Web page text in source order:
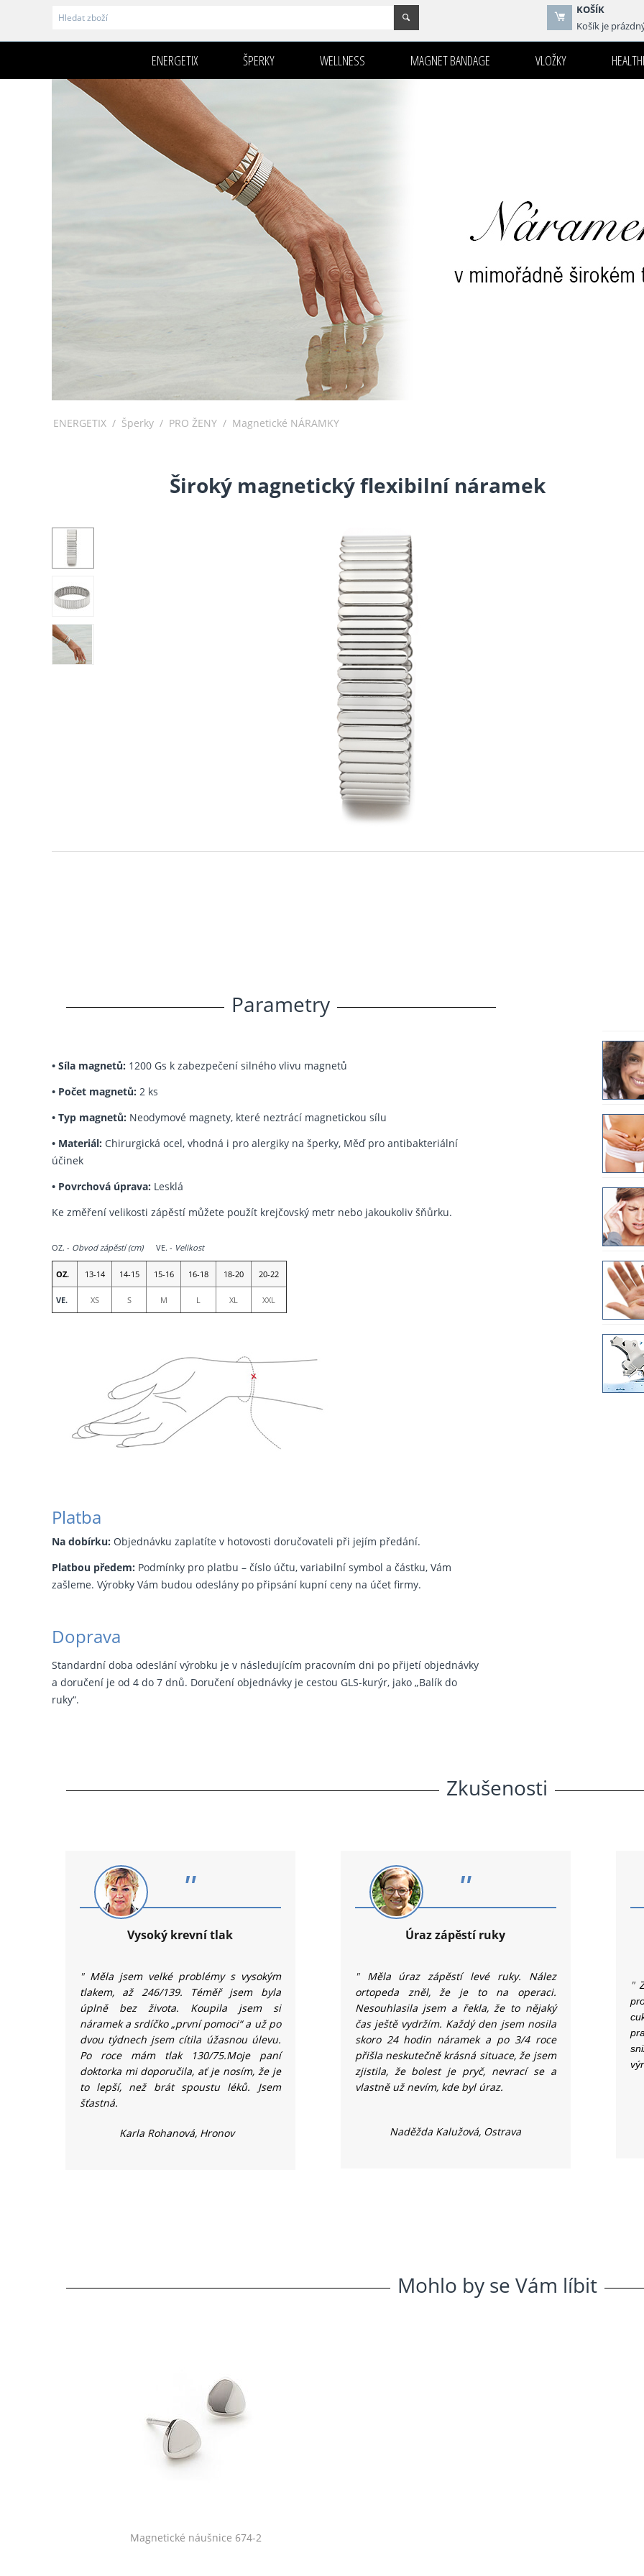
KOŠÍK
Košík je
ENERGETIX ŠPERKY WELLNESS MAGNET BANDAGE VLOŽKY
ENERGETIX / Šperky / PRO ŽENY / Magnetické NÁRAMKY
Široký magnetický flexibilní náramek
Parametry
• Síla magnetů: 1200 Gs k zabezpečení silného vlivu magnetů
• Počet magnetů: 2 ks
• Typ magnetů: Neodymové magnety, které neztrácí magnetickou sílu
• Materiál: Chirurgická ocel, vhodná i pro alergiky na šperky, Měď pro antibakteriální
účinek
• Povrchová úprava: Lesklá
Ke změření velikosti zápěstí můžete použít krejčovský metr nebo jakoukoliv šňůrku.
OZ. - Obvod zápěstí(cm)VE. - Velikost
OZ. 13-14 14-15 15-16 16-18 18-20 20-22
VE. XS S M L XL XXL
Platba
Na dobírku: Objednávku zaplatíte v hotovosti doručovateli při jejím předání.
Platbou předem: Podmínky pro platbu – číslo účtu, variabilní symbol a částku, Vám
zašleme. Výrobky Vám budou odeslány po připsání kupní ceny na účet firmy.
Doprava
Standardní doba odeslání výrobku je v následujícím pracovním dni po přijetí objednávky
a doručení je od 4 do 7 dnů. Doručení objednávky je cestou GLS-kurýr, jako „Balík do
ruky“.
Zkušenosti
"
Vysoký krevní tlak
" Měla jsem velké problémy s vysokým
tlakem, až 246/139. Téměř jsem byla
úplně bez života. Koupila jsem si
náramek a srdíčko „první pomoci“ a už po
dvou týdnech jsem cítila úžasnou úlevu.
Po roce mám tlak 130/75.Moje paní
doktorka mi doporučila, ať je nosím, že je
to lepší, než brát spoustu léků. Jsem
šťastná.
Karla Rohanová, Hronov
"
Úraz zápěstí ruky
" Měla úraz zápěstí levé ruky. Nález
ortopeda zněl, že je to na operaci.
Nesouhlasila jsem a řekla, že to nějaký
čas ještě vydržím. Každý den jsem nosila
skoro 24 hodin náramek a po 3/4 roce
přišla neskutečně krásná situace, že jsem
zjistila, že bolest je pryč, nevrací se a
vlastně už nevím, kde byl úraz.
Naděžda Kalužová, Ostrava
"
Mohlo by se Vám líbit
Magnetické náušnice 674-2